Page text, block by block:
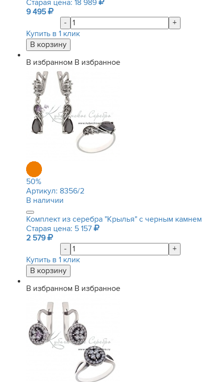
Старая цена: 18 989
9 495
-
+
Купить в 1 клик
В избранном В избранное
50%
Артикул: 8356/2
В наличии
Комплект из серебра "Крылья" с черным камнем
Старая цена: 5 157
2 579
-
+
Купить в 1 клик
В избранном В избранное